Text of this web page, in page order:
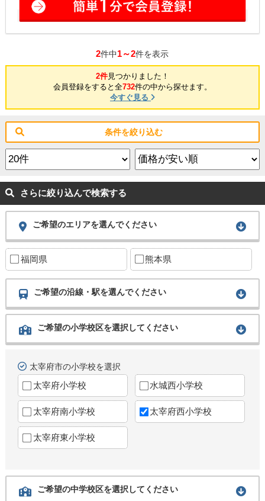
2件中1～2件を表示
2件見つかりました！
会員登録をすると全732件の中から探せます。
今すぐ見る
条件を絞り込む
さらに絞り込んで検索する
ご希望のエリアを選んでください
福岡県 熊本県
ご希望の沿線・駅を選んでください
ご希望の小学校区を選択してください
太宰府市の小学校を選択
太宰府小学校 水城西小学校
太宰府南小学校 太宰府西小学校
太宰府東小学校
ご希望の中学校区を選択してください